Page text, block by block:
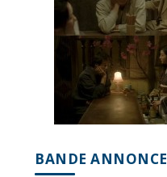
BANDE ANNONCE